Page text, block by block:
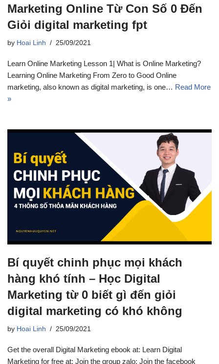
Marketing Online Từ Con Số 0 Đến
Giỏi digital marketing fpt
by Hoai Linh 25/09/2021
Learn Online Marketing Lesson 1| What is Online Marketing?
Learning Online Marketing From Zero to Good Online
marketing, also known as digital marketing, is one… Read More
»
Bí quyết chinh phục mọi khách
hàng khó tính – Học Digital
Marketing từ 0 biết gì đến giỏi
digital marketing có khó không
by Hoai Linh 25/09/2021
Get the overall Digital Marketing ebook at: Learn Digital
Marketing for free at: Join the group zalo: Join the facebook